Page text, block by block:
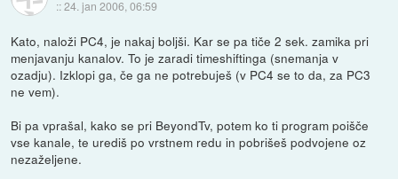
::24. jan 2006, 06:59
Kato, naloži PC4, je nakaj boljši. Kar se pa tiče 2 sek. zamika pri
menjavanju kanalov. To je zaradi timeshiftinga (snemanja v
ozadju). Izklopi ga, če ga ne potrebuješ (v PC4 se to da, za PC3
ne vem).
Bi pa vprašal, kako se pri BeyondTv, potem ko ti program poišče
vse kanale, te urediš po vrstnem redu in pobrišeš podvojene oz
nezaželjene.